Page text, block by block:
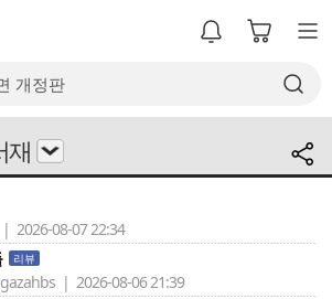
재
2026-08-07 22:34
리뷰
gazahbs | 2026-08-06 21:39